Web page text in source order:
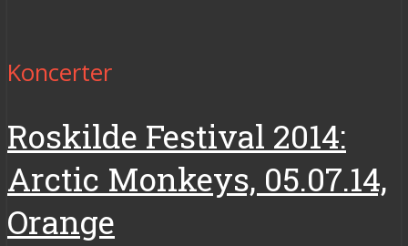
Koncerter
Roskilde Festival 2014:
Arctic Monkeys, 05.07.14,
Orange